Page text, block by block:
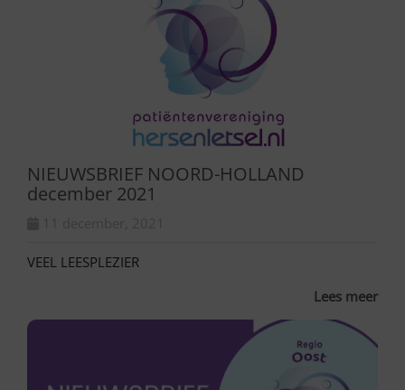
NIEUWSBRIEF NOORD-HOLLAND
december 2021
VEEL LEESPLEZIER
Lees meer